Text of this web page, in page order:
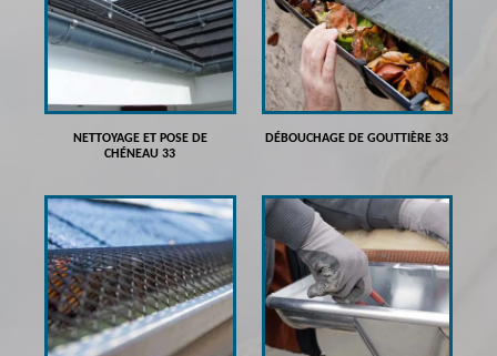
NETTOYAGE ET POSE DE
CHÉNEAU 33
DÉBOUCHAGE DE GOUTTIÈRE 33